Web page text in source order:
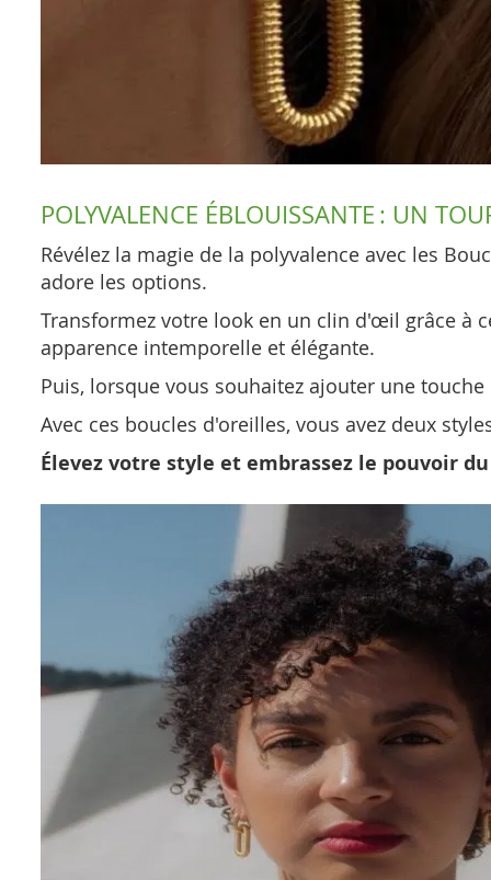
POLYVALENCE ÉBLOUISSANTE : UN
Révélez la magie de la polyvalence avec les
adore les options.
Transformez votre look en un clin d'œil grâce à
apparence intemporelle et élégante.
Puis, lorsque vous souhaitez ajouter une
Avec ces boucles d'oreilles, vous avez deux
Élevez votre style et embrassez le pouvoir